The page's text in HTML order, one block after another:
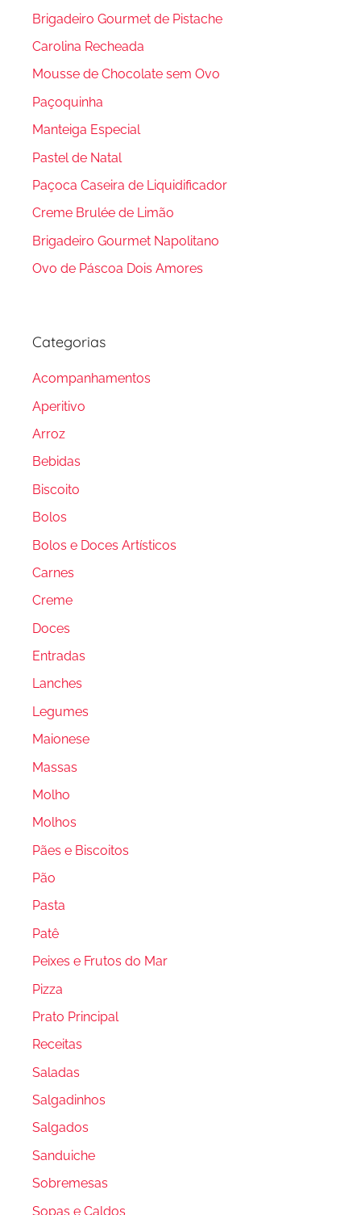
Brigadeiro Gourmet de Pistache
Carolina Recheada
Mousse de Chocolate sem Ovo
Paçoquinha
Manteiga Especial
Pastel de Natal
Paçoca Caseira de Liquidificador
Creme Brulée de Limão
Brigadeiro Gourmet Napolitano
Ovo de Páscoa Dois Amores
Categorias
Acompanhamentos
Aperitivo
Arroz
Bebidas
Biscoito
Bolos
Bolos e Doces Artísticos
Carnes
Creme
Doces
Entradas
Lanches
Legumes
Maionese
Massas
Molho
Molhos
Pães e Biscoitos
Pão
Pasta
Patê
Peixes e Frutos do Mar
Pizza
Prato Principal
Receitas
Saladas
Salgadinhos
Salgados
Sanduiche
Sobremesas
Sopas e Caldos